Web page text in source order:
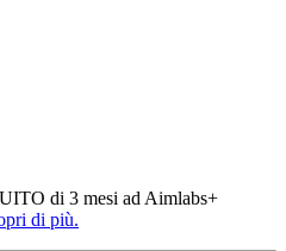
di 3 mesi ad Aimlabs+
di più.